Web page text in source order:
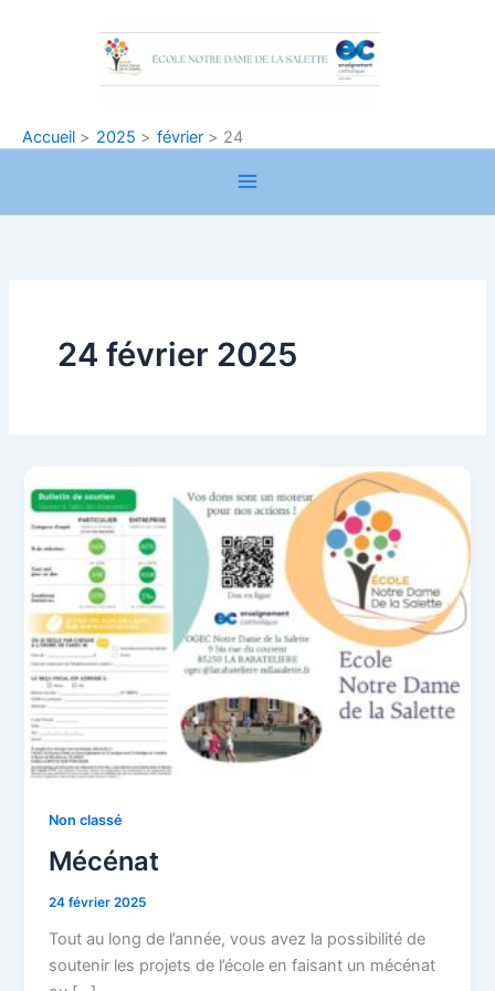
Accueil 2025 février 24
24 février 2025
Non classé
Mécénat
24 février 2025
Tout au long de l’année, vous avez la possibilité de
soutenir les projets de l’école en faisant un mécénat